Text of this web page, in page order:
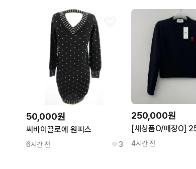
50,000원
씨바이끌로에 원피스
6시간 전 3
250,000원
4시간 전